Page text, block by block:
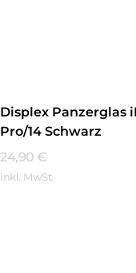
Displex Panzerglas
Pro/14 Schwarz
24,90 €
inkl. MwSt.